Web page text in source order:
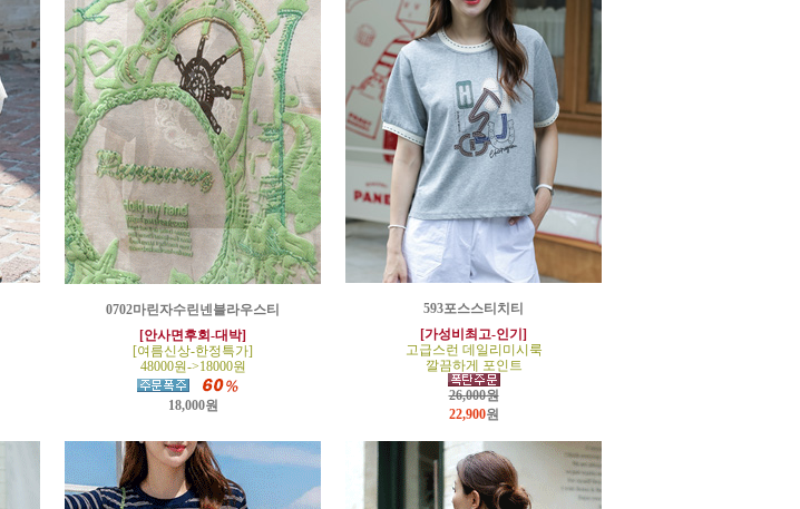
0702마린자수린넨블라우스티
[안사면후회-대박]
[여름신상-한정특가]
48000원->18000원
18,000원
593포스스티치티
[가성비최고-인기]
고급스런 데일리미시룩
깔끔하게 포인트
26,000원
22,900원